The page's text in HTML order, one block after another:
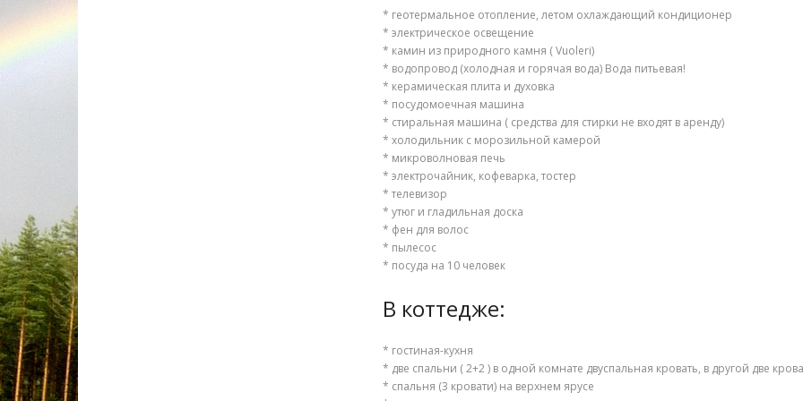
* геотермальное отопление, летом охлаждающий кондиционер
* электрическое освещение
* камин из природного камня ( Vuoleri)
* водопровод (холодная и горячая вода) Вода питьевая!
* керамическая плита и духовка
* посудомоечная машина
* стиральная машина ( средства для стирки не входят в аренду)
* холодильник с морозильной камерой
* микроволновая печь
* электрочайник, кофеварка, тостер
* телевизор
* утюг и гладильная доска
* фен для волос
* пылесос
* посуда на 10 человек
В коттедже:
* гостиная-кухня
* две спальни ( 2+2 ) в одной комнате двуспальная кровать, в другой две
* спальня (3 кровати) на верхнем ярусе